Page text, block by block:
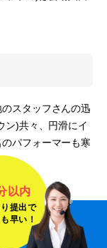
スタッフさんの迅
ン)共々、円滑にイ
パフォーマーも寒
以内
提出で
早い！